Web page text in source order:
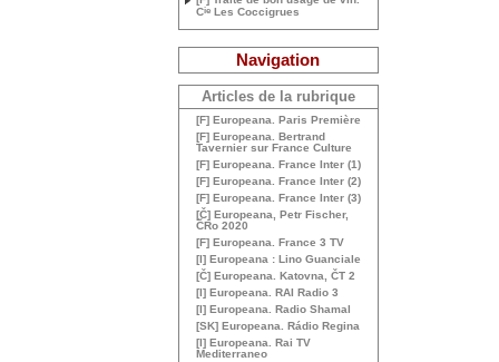
Cie Les Coccigrues
Navigation
Articles de la rubrique
[F] Europeana. Paris Première
[F] Europeana. Bertrand
Tavernier sur France Culture
[F] Europeana. France Inter (1)
[F] Europeana. France Inter (2)
[F] Europeana. France Inter (3)
[Č] Europeana, Petr Fischer,
ČRo 2020
[F] Europeana. France 3 TV
[I] Europeana : Lino Guanciale
[Č] Europeana. Katovna, ČT 2
[I] Europeana. RAI Radio 3
[I] Europeana. Radio Shamal
[SK] Europeana. Rádio Regina
[I] Europeana. Rai TV
Mediterraneo